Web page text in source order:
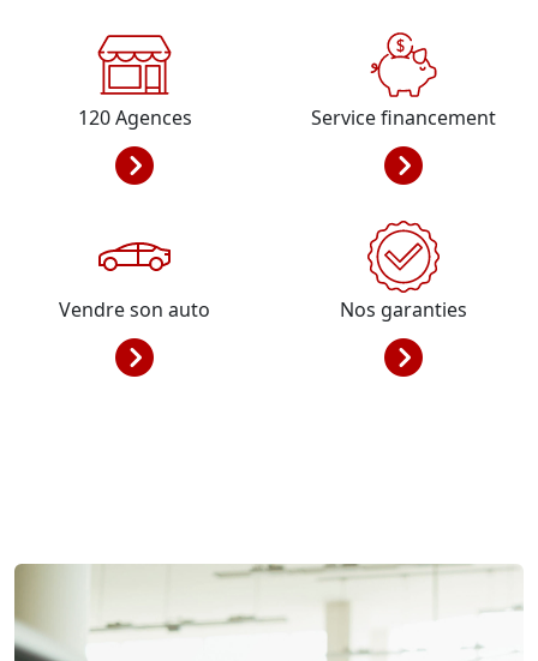
120Agences Service financement
Vendre son auto Nos garanties